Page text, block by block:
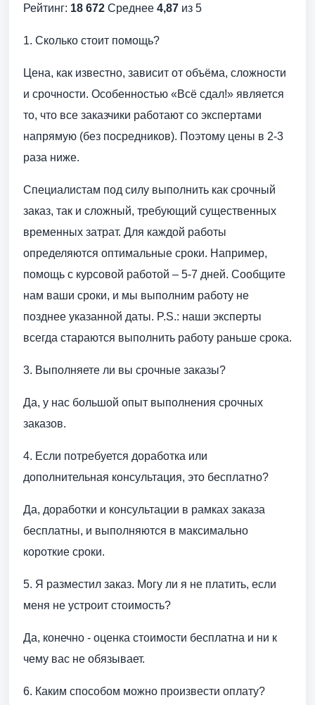
Рейтинг: 18 672 Среднее 4,87 из 5
1. Сколько стоит помощь?
Цена, как известно, зависит от объёма, сложности
и срочности. Особенностью «Всё сдал!» является
то, что все заказчики работают со экспертами
напрямую (без посредников). Поэтому цены в 2-3
раза ниже.
Специалистам под силу выполнить как срочный
заказ, так и сложный, требующий существенных
временных затрат. Для каждой работы
определяются оптимальные сроки. Например,
помощь с курсовой работой – 5-7 дней. Сообщите
нам ваши сроки, и мы выполним работу не
позднее указанной даты. P.S.: наши эксперты
всегда стараются выполнить работу раньше срока.
3. Выполняете ли вы срочные заказы?
Да, у нас большой опыт выполнения срочных
заказов.
4. Если потребуется доработка или
дополнительная консультация, это бесплатно?
Да, доработки и консультации в рамках заказа
бесплатны, и выполняются в максимально
короткие сроки.
5. Я разместил заказ. Могу ли я не платить, если
меня не устроит стоимость?
Да, конечно - оценка стоимости бесплатна и ни к
чему вас не обязывает.
6. Каким способом можно произвести оплату?